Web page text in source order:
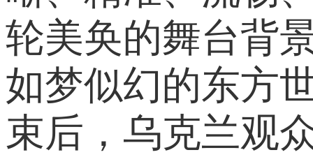
轮美奂的舞台背
如梦似幻的东方
束后，乌克兰观